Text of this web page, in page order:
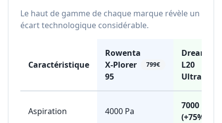
Le haut de gamme de chaque marque révèle un
écart technologique considérable.
Caractéristique
Rowenta
X-Plorer
95
799€
Dreame
L20
Ultra
Aspiration 4000 Pa
7000 Pa
(+75%) ✓